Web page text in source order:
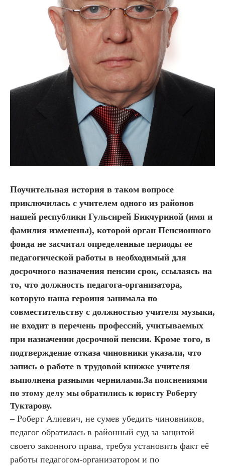
Поучительная история в таком вопросе
приключилась с учителем одного из районов
нашей республики Гульсирей Бикчуриной (имя и
фамилия изменены), которой орган Пенсионного
фонда не засчитал определенные периоды ее
педагогической работы в необходимый для
досрочного назначения пенсии срок, ссылаясь на
то, что должность педагога-организатора,
которую наша героиня занимала по
совместительству с должностью учителя музыки,
не входит в перечень профессий, учитываемых
при назначении досрочной пенсии. Кроме того, в
подтверждение отказа чиновники указали, что
запись о работе в трудовой книжке учителя
выполнена разными чернилами.За пояснениями
по этому делу мы обратились к юристу Роберту
Туктарову.
– Роберт Алиевич, не сумев убедить чиновников,
педагог обратилась в районный суд за защитой
своего законного права, требуя установить факт её
работы педагогом-организатором и по